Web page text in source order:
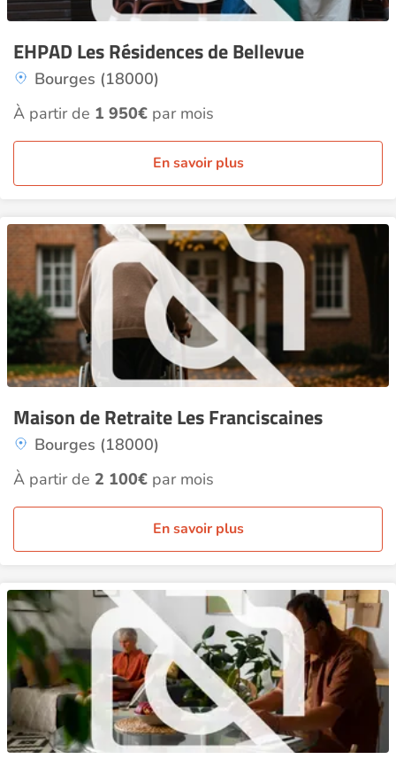
EHPAD Les Résidences de Bellevue
Bourges (18000)
À partir de 1 950€ par mois
En savoir plus
Maison de Retraite Les Franciscaines
Bourges (18000)
À partir de 2 100€ par mois
En savoir plus